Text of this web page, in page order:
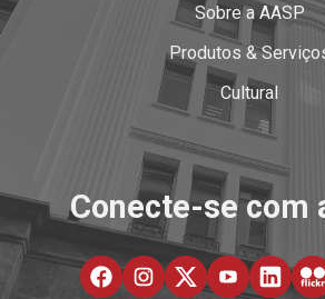
Sobre a AASP
Produtos &
Cultural
Conecte-se com